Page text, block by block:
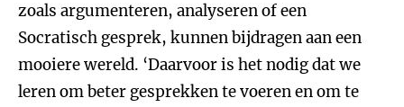
zoals argumenteren, analyseren of een
Socratisch gesprek, kunnen bijdragen aan een
mooiere wereld. ‘Daarvoor is het nodig dat we
leren om beter gesprekken te voeren en om te